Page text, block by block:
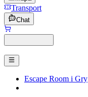
Transport
Chat
Escape Room i Gry